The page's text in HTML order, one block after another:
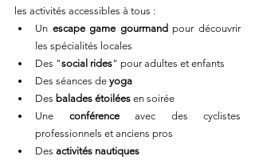
les activités accessibles à tous :
Un escape game gourmand pour découvrir
les spécialités locales
Des "social rides" pour adultes et enfants
Des séances de yoga
Des balades étoilées en soirée
Une conférence avec des cyclistes
professionnels et anciens pros
Des activités nautiques